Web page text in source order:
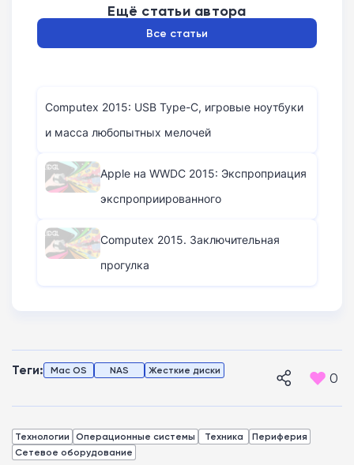
Ещё статьи автора
Все статьи
Computex 2015: USB Type-C, игровые ноутбуки
и масса любопытных мелочей
Apple на WWDC 2015: Экспроприация
экспроприированного
Computex 2015. Заключительная
прогулка
Теги: Mac OS NAS Жесткие диски 0
Технологии Операционные системы Техника
Периферия
Сетевое оборудование